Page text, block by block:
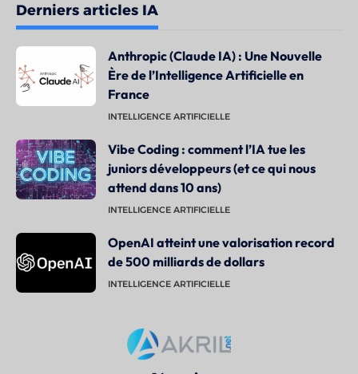
Derniers articles IA
Anthropic (Claude IA) : Une Nouvelle
Ère de l’Intelligence Artificielle en
France
INTELLIGENCE ARTIFICIELLE
Vibe Coding : comment l’IA tue les
juniors développeurs (et ce qui nous
attend dans 10 ans)
INTELLIGENCE ARTIFICIELLE
OpenAI atteint une valorisation record
de 500 milliards de dollars
INTELLIGENCE ARTIFICIELLE